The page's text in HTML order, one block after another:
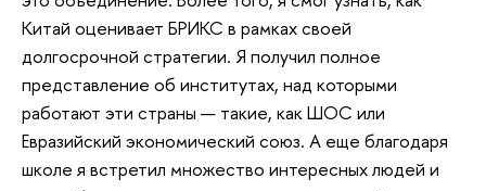
Китай оценивает БРИКС в рамках своей
долгосрочной стратегии. Я получил полное
представление об институтах, над которыми
работают эти страны — такие, как ШОС или
Евразийский экономический союз. А еще благодаря
школе я встретил множество интересных людей и